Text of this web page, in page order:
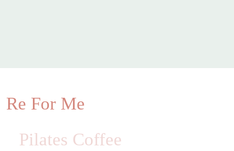
Re For Me
Pilates Coffee